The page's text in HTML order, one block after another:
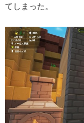
てしまった。